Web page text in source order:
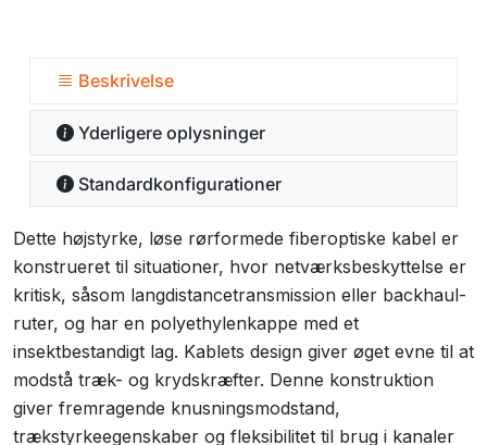
Beskrivelse
Yderligere oplysninger
Standardkonfigurationer
Dette højstyrke, løse rørformede fiberoptiske kabel er
konstrueret til situationer, hvor netværksbeskyttelse er
kritisk, såsom langdistancetransmission eller backhaul-
ruter, og har en polyethylenkappe med et
insektbestandigt lag. Kablets design giver øget evne til at
modstå træk- og krydskræfter. Denne konstruktion
giver fremragende knusningsmodstand,
trækstyrkeegenskaber og fleksibilitet til brug i kanaler